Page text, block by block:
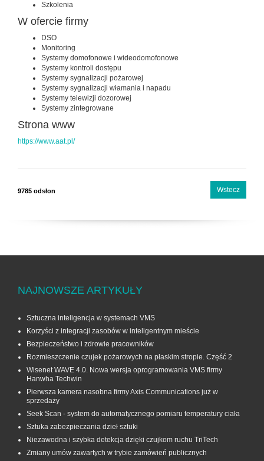
Szkolenia
W ofercie firmy
DSO
Monitoring
Systemy domofonowe i wideodomofonowe
Systemy kontroli dostępu
Systemy sygnalizacji pożarowej
Systemy sygnalizacji włamania i napadu
Systemy telewizji dozorowej
Systemy zintegrowane
Strona www
https://www.aat.pl/
Wstecz
9785 odsłon
NAJNOWSZE ARTYKUŁY
Sztuczna inteligencja w systemach VMS
Korzyści z integracji zasobów w inteligentnym mieście
Bezpieczeństwo i zdrowie pracowników
Rozmieszczenie czujek pożarowych na płaskim stropie. Część 2
Wisenet WAVE 4.0. Nowa wersja oprogramowania VMS firmy
Hanwha Techwin
Pierwsza kamera nasobna firmy Axis Communications już w
sprzedaży
Seek Scan - system do automatycznego pomiaru temperatury ciała
Sztuka zabezpieczania dzieł sztuki
Niezawodna i szybka detekcja dzięki czujkom ruchu TriTech
Zmiany umów zawartych w trybie zamówień publicznych